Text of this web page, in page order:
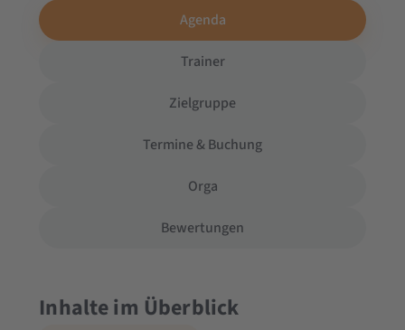
Agenda
Trainer
Zielgruppe
Termine & Buchung
Orga
Bewertungen
Inhalte im Überblick